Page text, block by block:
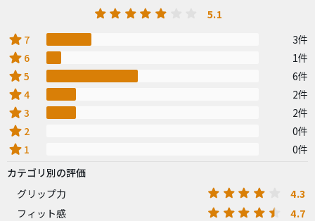
5.1
star 7 3件
star 6 1件
star5 6件
star4 2件
star3 2件
star 2 0件
star 1
0件
カテゴリ別の評価
グリップ力
4.3
フィット感 4.7